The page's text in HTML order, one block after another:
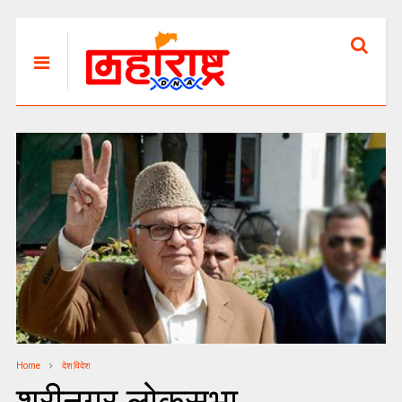
Home देश विदेश